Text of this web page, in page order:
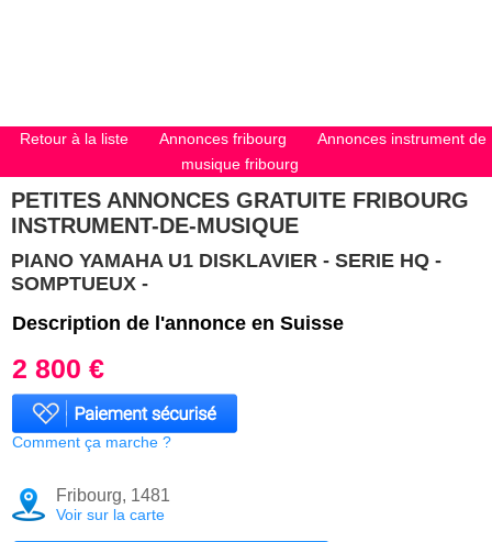
Retour à la liste Annonces fribourg
Annonces instrument de
musique fribourg
PETITES ANNONCES GRATUITE FRIBOURG
INSTRUMENT-DE-MUSIQUE
PIANO YAMAHA U1 DISKLAVIER - SERIE HQ -
SOMPTUEUX -
Description de l'annonce en Suisse
2 800 €
Comment ça marche ?
Fribourg, 1481
Voir sur la carte